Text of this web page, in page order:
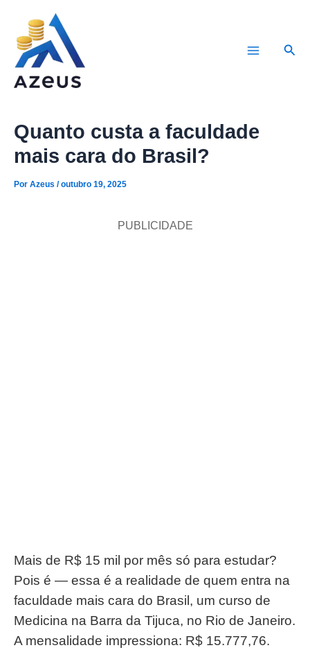
conteúdo
Quanto custa a faculdade
mais cara do Brasil?
Por Azeus /outubro 19, 2025
PUBLICIDADE
Mais de R$ 15 mil por mês só para estudar?
Pois é — essa é a realidade de quem entra na
faculdade mais cara do Brasil, um curso de
Medicina na Barra da Tijuca, no Rio de Janeiro.
A mensalidade impressiona: R$ 15.777,76.